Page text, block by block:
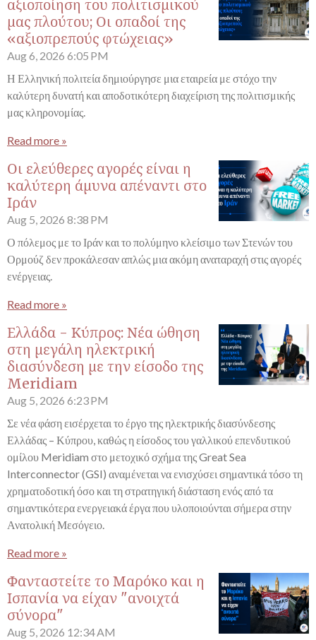
αξιοποίηση του πολιτισμικού
μας πλούτου; Οι οπαδοί της
«αξιοπρεπούς φτώχειας»
Aug 6, 2026 6:05 PM
Η Ελληνική πολιτεία δημιούργησε μια εταιρεία με στόχο την
καλύτερη δυνατή και αποδοτικότερη διαχείριση της πολιτισμικής
μας κληρονομίας.
Read more »
Οι ελεύθερες αγορές είναι η
καλύτερη άμυνα απέναντι στο
Ιράν
Aug 5, 2026 8:38 PM
Ο πόλεμος με το Ιράν και το πολύμηνο κλείσιμο των Στενών του
Ορμούζ δεν προκάλεσαν απλώς μια ακόμη αναταραχή στις αγορές
ενέργειας.
Read more »
Ελλάδα - Κύπρος: Νέα ώθηση
στη μεγάλη ηλεκτρική
διασύνδεση με την είσοδο της
Meridiam
Aug 5, 2026 6:23 PM
Σε νέα φάση εισέρχεται το έργο της ηλεκτρικής διασύνδεσης
Ελλάδας – Κύπρου, καθώς η είσοδος του γαλλικού επενδυτικού
ομίλου Meridiam στο μετοχικό σχήμα της Great Sea
Interconnector (GSI) αναμένεται να ενισχύσει σημαντικά τόσο τη
χρηματοδοτική όσο και τη στρατηγική διάσταση ενός από τα
σημαντικότερα ενεργειακά έργα που υλοποιούνται σήμερα στην
Ανατολική Μεσόγειο.
Read more »
Φανταστείτε το Μαρόκο και η
Ισπανία να είχαν "ανοιχτά
σύνορα"
Aug 5, 2026 12:34 AM